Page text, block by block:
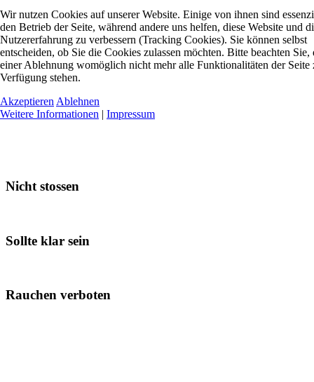
Nicht stossen
Sollte klar sein
Rauchen verboten
Wir nutzen Cookies auf unserer Website. Einige von ihnen sind
den Betrieb der Seite, während andere uns helfen, diese Website und
Nutzererfahrung zu verbessern (Tracking Cookies). Sie können selbst
entscheiden, ob Sie die Cookies zulassen möchten. Bitte beachten Sie,
einer Ablehnung womöglich nicht mehr alle Funktionalitäten der Seite
Verfügung stehen.
Akzeptieren Ablehnen
Weitere Informationen | Impressum